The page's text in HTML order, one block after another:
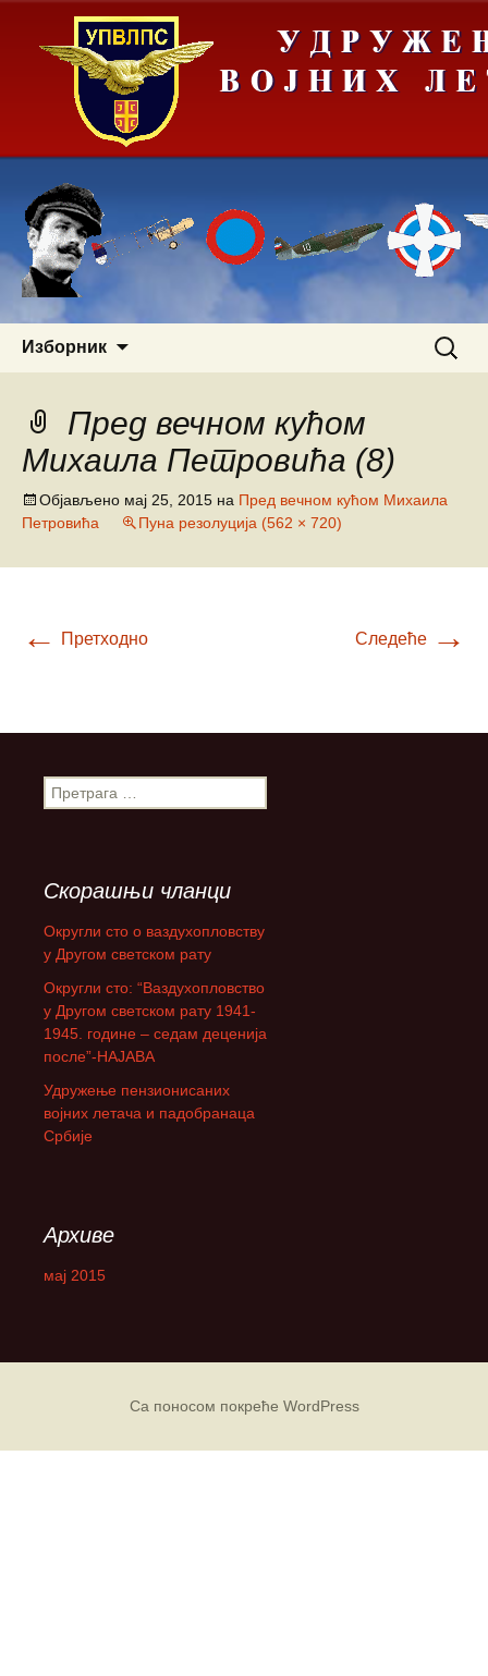
Изборник
Пред вечном кућом
Михаила Петровића (8)
Објављено мај 25, 2015 на Пред вечном кућом Михаила
Петровића
Пуна резолуција (562 × 720)
← Претходно Следеће →
П
р
а
г
а
:
Скорашњи чланци
Округли сто о ваздухопловству
у Другом светском рату
Округли сто: “Ваздухопловство
у Другом светском рату 1941-
1945. године – седам деценија
после”-НАЈАВА
Удружење пензионисаних
војних летача и падобранаца
Србије
Архиве
мај 2015
Са поносом покреће WordPress